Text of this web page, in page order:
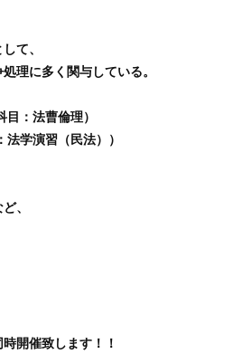
て、
理に多く関与している。
：法曹倫理）
学演習（民法））
、
開催致します！！